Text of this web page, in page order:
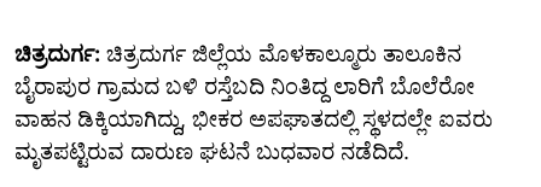
ಚಿತ್ರದುರ್ಗ: ಚಿತ್ರದುರ್ಗ ಜಿಲ್ಲೆಯ ಮೊಳಕಾಲ್ಮೂರು ತಾಲೂಕಿನ
ಬೈರಾಪುರ ಗ್ರಾಮದ ಬಳಿ ರಸ್ತೆಬದಿ ನಿಂತಿದ್ದ ಲಾರಿಗೆ ಬೊಲೆರೋ
ವಾಹನ ಡಿಕ್ಕಿಯಾಗಿದ್ದು, ಭೀಕರ ಅಪಘಾತದಲ್ಲಿ ಸ್ಥಳದಲ್ಲೇ ಐವರು
ಮೃತಪಟ್ಟಿರುವ ದಾರುಣ ಘಟನೆ ಬುಧವಾರ ನಡೆದಿದೆ.